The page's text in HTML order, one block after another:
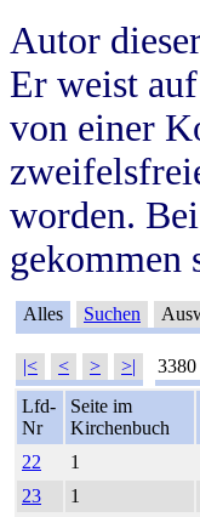
Autor
Er weist
von einer
worden.
gekommen
Alles Suchen
|< < > >| 3380
Lfd-
Nr
Seite im
Kirchenbuch
22
1
23
1